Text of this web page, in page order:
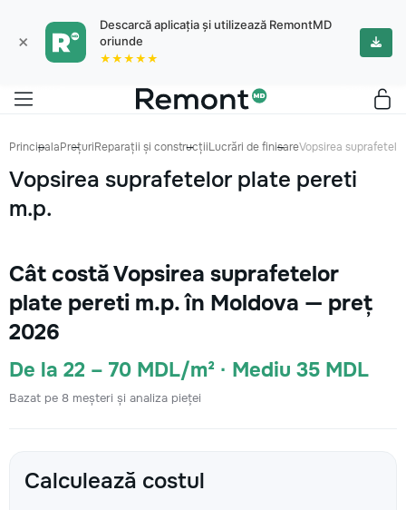
×
Descarcă aplicația și utilizează RemontMD
oriunde
★★★★★
PrincipalaPrețuriReparații și construcțiiLucrări de finisareVopsirea
Vopsirea suprafetelor plate pereti
m.p.
Cât costă Vopsirea suprafetelor
plate pereti m.p. în Moldova — preț
2026
De la 22 – 70 MDL/m² · Mediu 35 MDL
Bazat pe 8 meșteri și analiza pieței
Calculează costul